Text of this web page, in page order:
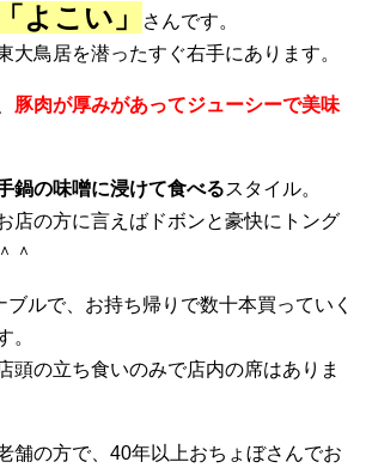
「よこい」
さんです。
大鳥居を潜ったすぐ右手にあります。
豚肉が厚みがあってジューシーで美味
鍋の味噌に浸けて食べるスタイル。
店の方に言えばドボンと豪快にトング
＾
ルで、お持ち帰りで数十本買っていく
。
頭の立ち食いのみで店内の席はありま
舗の方で、40年以上おちょぼさんでお